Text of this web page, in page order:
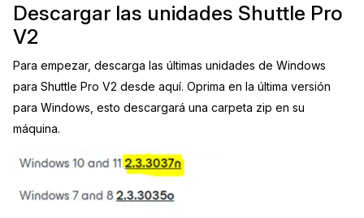
Sector Jurídico
Servicios Financieros
Casinos
Entretenimiento
Centros de Atención Telefónica
Centro de Ayuda
Videoteca
Recomendaciones
Descargar las unidades Shuttle Pro
V2
Para empezar, descarga las últimas unidades de Windows
para Shuttle Pro V2 desde aquí. Oprima en la última versión
para Windows, esto descargará una carpeta zip en su
máquina.